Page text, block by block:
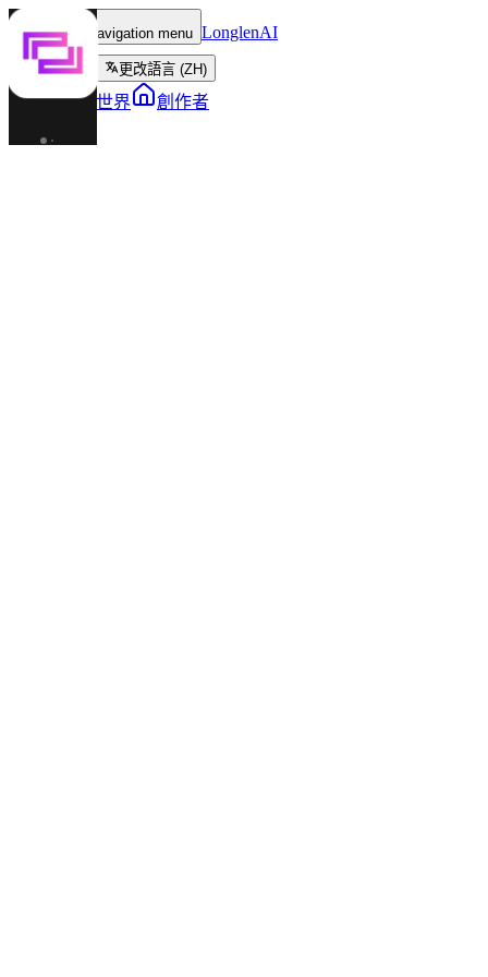
Toggle navigation menu LonglenAI
更改語言 (ZH)
角色 世界 創作者